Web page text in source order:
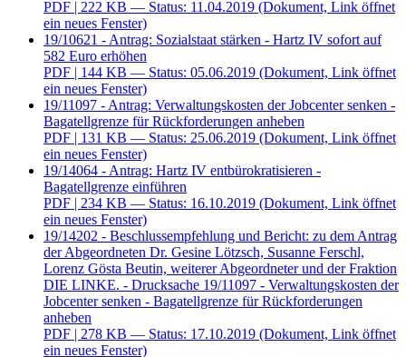
PDF | 222 KB — Status: 11.04.2019 (Dokument, Link öffnet
ein neues Fenster)
19/10621 - Antrag: Sozialstaat stärken - Hartz IV sofort auf
582 Euro erhöhen
PDF | 144 KB — Status: 05.06.2019 (Dokument, Link öffnet
ein neues Fenster)
19/11097 - Antrag: Verwaltungskosten der Jobcenter senken -
Bagatellgrenze für Rückforderungen anheben
PDF | 131 KB — Status: 25.06.2019 (Dokument, Link öffnet
ein neues Fenster)
19/14064 - Antrag: Hartz IV entbürokratisieren -
Bagatellgrenze einführen
PDF | 234 KB — Status: 16.10.2019 (Dokument, Link öffnet
ein neues Fenster)
19/14202 - Beschlussempfehlung und Bericht: zu dem Antrag
der Abgeordneten Dr. Gesine Lötzsch, Susanne Ferschl,
Lorenz Gösta Beutin, weiterer Abgeordneter und der Fraktion
DIE LINKE. - Drucksache 19/11097 - Verwaltungskosten der
Jobcenter senken - Bagatellgrenze für Rückforderungen
anheben
PDF | 278 KB — Status: 17.10.2019 (Dokument, Link öffnet
ein neues Fenster)